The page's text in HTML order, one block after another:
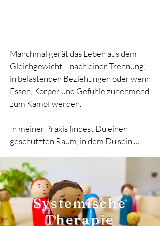
Manchmal gerät das Leben aus dem
Gleichgewicht – nach einer Trennung,
in belastenden Beziehungen oder wenn
Essen, Körper und Gefühle zunehmend
zum Kampf werden.
In meiner Praxis findest Du einen
geschützten Raum, in dem Du sein
erhälst wie Du zur Ruhe kommst, Dich
sortieren kannst und neue Schritte für
Deinen ganz individuellen Weg
entwickeln kannst.
Systemische
Therapie